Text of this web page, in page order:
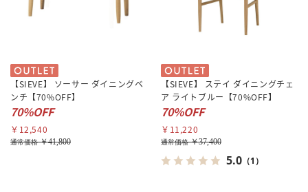
【SIEVE】 ソーサー ダイニングベ
ンチ【70%OFF】
70%OFF
￥12,540
通常価格￥41,800
【SIEVE】 ステイ ダイニングチェ
ア ライトブルー【70%OFF】
70%OFF
￥11,220
通常価格￥37,400
5.0 （1）